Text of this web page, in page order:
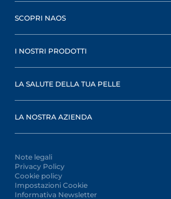
SCOPRI NAOS
I NOSTRI PRODOTTI
LA SALUTE DELLA TUA PELLE
LA NOSTRA AZIENDA
Note legali
Privacy Policy
Cookie policy
Impostazioni Cookie
Informativa Newsletter